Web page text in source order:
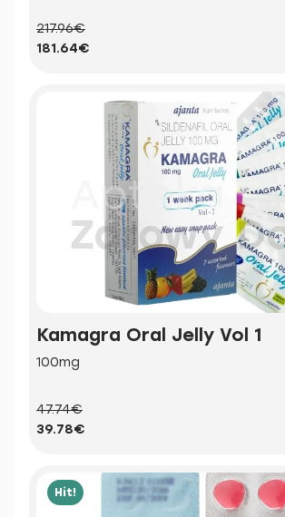
217.96€
181.64€
Kamagra Oral Jelly Vol 1
100mg
47.74€
39.78€
Hit!